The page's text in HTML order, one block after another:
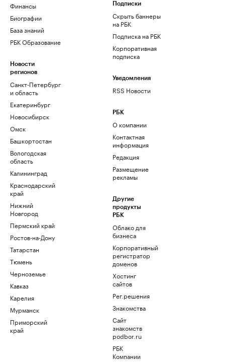
Финансы
Биографии
База знаний
РБК Образование
Новости
регионов
Санкт-Петербург
и область
Екатеринбург
Новосибирск
Омск
Башкортостан
Вологодская
область
Калининград
Краснодарский
край
Нижний
Новгород
Пермский край
Ростов-на-Дону
Татарстан
Тюмень
Черноземье
Кавказ
Карелия
Мурманск
Приморский
край
Подписки
Скрыть баннеры
на РБК
Подписка на РБК
Корпоративная
подписка
Уведомления
RSS Новости
РБК
О компании
Контактная
информация
Редакция
Размещение
рекламы
Другие
продукты
РБК
Облако для
бизнеса
Корпоративный
регистратор
доменов
Хостинг
сайтов
Рег.решения
Знакомства
Сайт
знакомств
podbor.ru
РБК
Компании